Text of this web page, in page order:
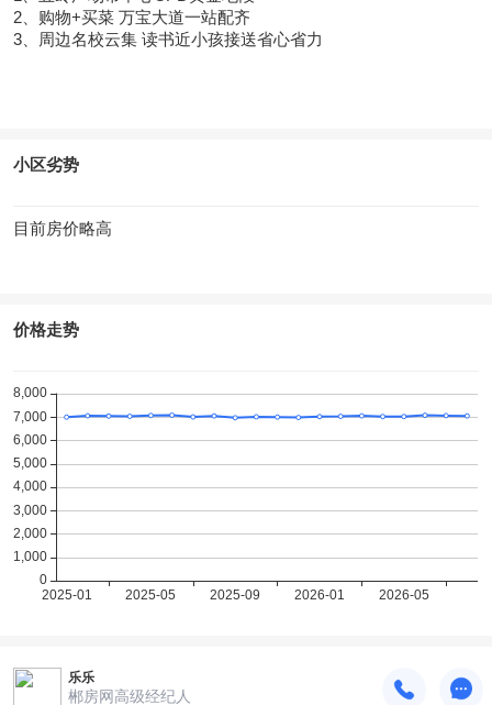
2、购物+买菜 万宝大道一站配齐
3、周边名校云集 读书近小孩接送省心省力
小区劣势
目前房价略高
价格走势
乐乐
郴房网高级经纪人